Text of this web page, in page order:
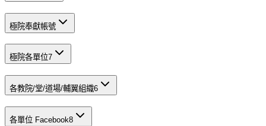
極院奉獻帳號
極院各單位7
各教院/堂/道場/輔翼組織6
各單位 Facebook8